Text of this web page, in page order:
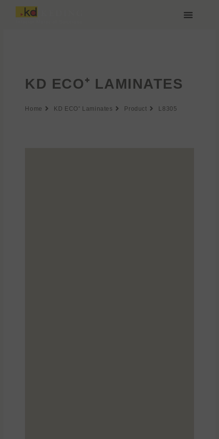
Inhalt
KD ECO⁺ LAMINATES
Home KD ECO⁺ Laminates Product L8305